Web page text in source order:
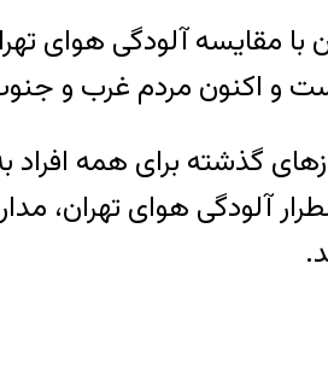
مقایسه آلودگی هوای
و اکنون مردم غرب و جنوب
گذشته برای همه
آلودگی هوای تهران،